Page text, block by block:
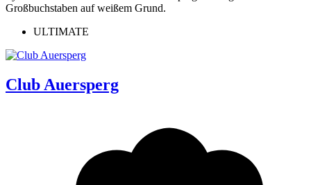
ULTIMATE
Club Auersperg